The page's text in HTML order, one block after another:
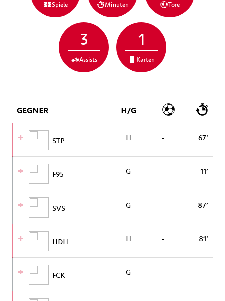
Spiele Minuten Tore
3
Assists
1
Karten
GEGNER H/G
STP H - 67’
F95 G - 11’
SVS G - 87’
HDH H - 81’
FCK G - -